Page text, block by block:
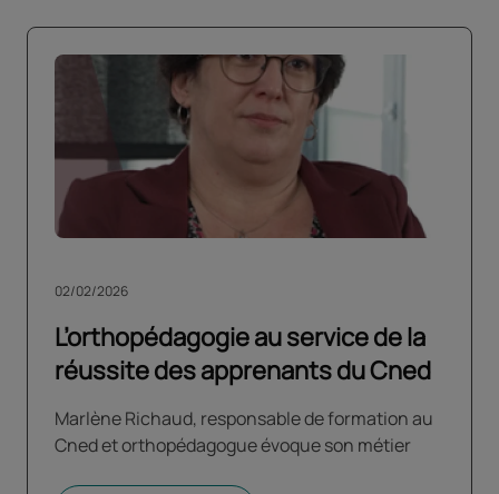
L’orthopédagogie au service de la
réussite des apprenants du Cned
02/02/2026
Marlène Richaud, responsable de formation au
Cned et orthopédagogue évoque son métier